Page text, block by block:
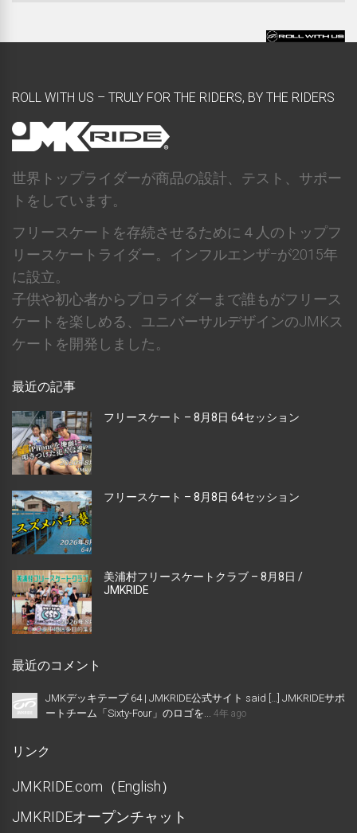
ROLL WITH US – TRULY FOR THE RIDERS, BY THE RIDERS
世界トップライダーが商品の設計、テスト、サポー
トをしています。
フリースケートを存続させるために４人のトップフ
リースケートライダー。インフルエンザｰが2015年
に設立。
子供や初心者からプロライダーまで誰もがフリース
ケートを楽しめる、ユニバーサルデザインのJMKス
ケートを開発しました。
最近の記事
フリースケート – 8月8日 64セッション
フリースケート – 8月8日 64セッション
美浦村フリースケートクラブ – 8月8日 /
JMKRIDE
最近のコメント
JMKデッキテープ 64 | JMKRIDE公式サイト said […] JMKRIDEサポ
ートチーム「Sixty-Four」のロゴを...
4年 ago
リンク
JMKRIDE.com（English）
JMKRIDEオープンチャット